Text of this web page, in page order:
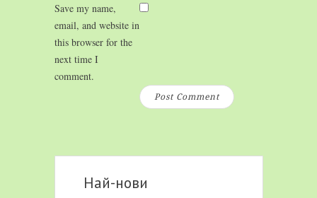
Save my name,
email, and website in
this browser for the
next time I
comment.
Най-нови